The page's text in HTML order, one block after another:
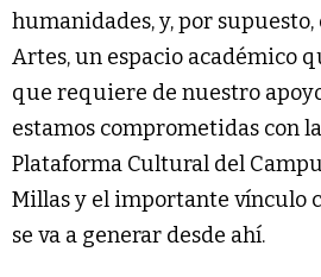
humanidades, y, por supuesto,
Artes, un espacio académico
que requiere de nuestro
estamos comprometidas con
Plataforma Cultural del
Millas y el importante vínculo
se va a generar desde ahí.